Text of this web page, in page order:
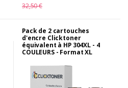
32,50 €
Pack de 2 cartouches
d'encre Clicktoner
équivalent à HP 304XL - 4
COULEURS - Format XL